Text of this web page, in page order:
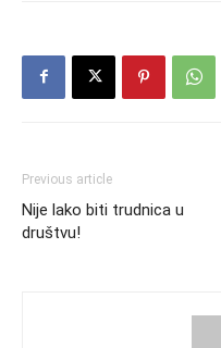
Previous article
Nije lako biti trudnica u
društvu!